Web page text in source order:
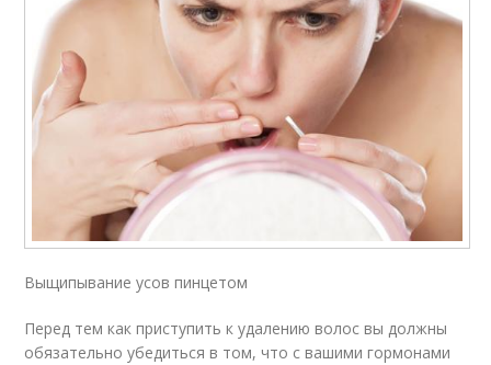
Выщипывание усов пинцетом
Перед тем как приступить к удалению волос вы должны
обязательно убедиться в том, что с вашими гормонами